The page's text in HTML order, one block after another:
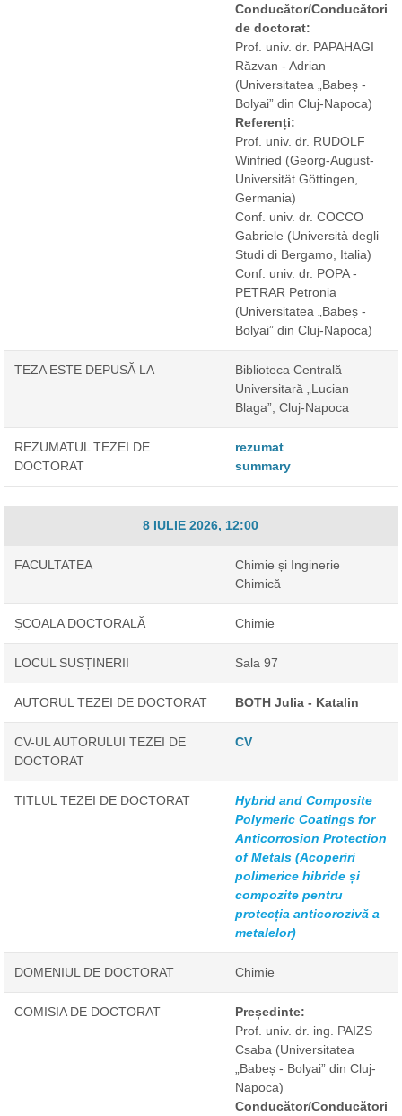
Conducător/Conducători
de doctorat:
Prof. univ. dr. PAPAHAGI
Răzvan - Adrian
(Universitatea „Babeș -
Bolyai” din Cluj-Napoca)
Referenți:
Prof. univ. dr. RUDOLF
Winfried (Georg-August-
Universität Göttingen,
Germania)
Conf. univ. dr. COCCO
Gabriele (Università degli
Studi di Bergamo, Italia)
Conf. univ. dr. POPA -
PETRAR Petronia
(Universitatea „Babeș -
Bolyai” din Cluj-Napoca)
TEZA ESTE DEPUSĂ LA
Biblioteca Centrală
Universitară „Lucian
Blaga”, Cluj-Napoca
REZUMATUL TEZEI DE
DOCTORAT
rezumat
summary
8 IULIE 2026, 12:00
FACULTATEA
Chimie și Inginerie
Chimică
ȘCOALA DOCTORALĂ Chimie
LOCUL SUSȚINERII Sala 97
AUTORUL TEZEI DE DOCTORAT BOTH Julia - Katalin
CV-UL AUTORULUI TEZEI DE
DOCTORAT
CV
TITLUL TEZEI DE DOCTORAT
Hybrid and Composite
Polymeric Coatings for
Anticorrosion Protection
of Metals (Acoperiri
polimerice hibride și
compozite pentru
protecția anticorozivă a
metalelor)
DOMENIUL DE DOCTORAT Chimie
COMISIA DE DOCTORAT
Președinte:
Prof. univ. dr. ing. PAIZS
Csaba (Universitatea
„Babeș - Bolyai” din Cluj-
Napoca)
Conducător/Conducători